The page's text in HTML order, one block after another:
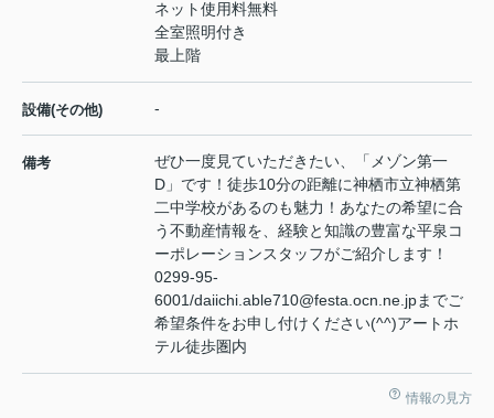
ネット使用料無料
全室照明付き
最上階
設備(その他) -
備考
ぜひ一度見ていただきたい、「メゾン第一
D」です！徒歩10分の距離に神栖市立神栖第
二中学校があるのも魅力！あなたの希望に合
う不動産情報を、経験と知識の豊富な平泉コ
ーポレーションスタッフがご紹介します！
0299-95-
6001/daiichi.able710@festa.ocn.ne.jpまでご
希望条件をお申し付けください(^^)アートホ
テル徒歩圏内
情報の見方